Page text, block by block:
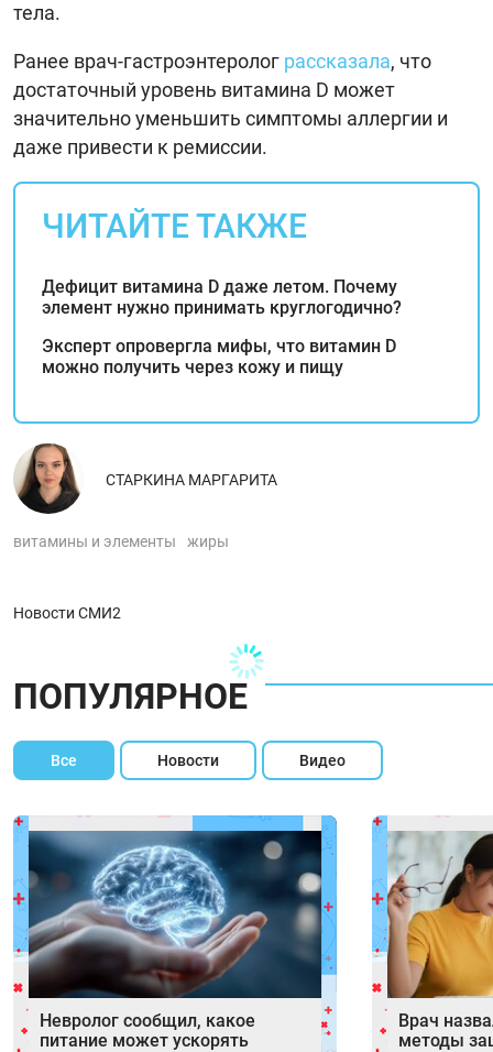
тела.
Ранее врач-гастроэнтеролог рассказала, что
достаточный уровень витамина D может
значительно уменьшить симптомы аллергии и
даже привести к ремиссии.
ЧИТАЙТЕ ТАКЖЕ
Дефицит витамина D даже летом. Почему
элемент нужно принимать круглогодично?
Эксперт опровергла мифы, что витамин D
можно получить через кожу и пищу
СТАРКИНА МАРГАРИТА
витамины и элементы жиры
Новости СМИ2
ПОПУЛЯРНОЕ
Все Новости Видео
Невролог сообщил, какое
питание может ускорять
Врач
методы